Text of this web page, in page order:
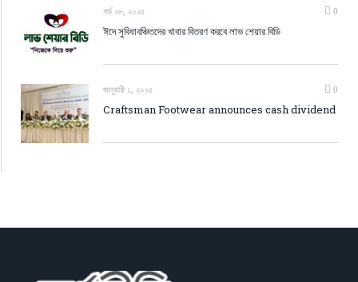
মার্চ ২৮, ২০২৫ 0
ঈদে সুবিধাবঞ্চিতদের খাবার বিতরণ করবে লাভ শেয়ার বিডি
জানুয়ারী ১, ২০২৫ 0
Craftsman Footwear announces cash dividend